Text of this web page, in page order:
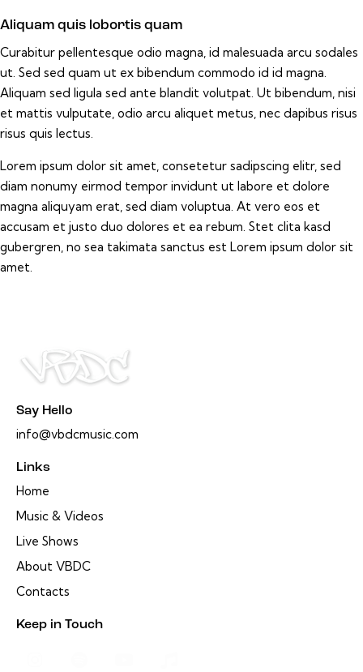
Aliquam quis lobortis quam
Curabitur pellentesque odio magna, id malesuada arcu sodales
ut. Sed sed quam ut ex bibendum commodo id id magna.
Aliquam sed ligula sed ante blandit volutpat. Ut bibendum, nisi
et mattis vulputate, odio arcu aliquet metus, nec dapibus risus
risus quis lectus.
Lorem ipsum dolor sit amet, consetetur sadipscing elitr, sed
diam nonumy eirmod tempor invidunt ut labore et dolore
magna aliquyam erat, sed diam voluptua. At vero eos et
accusam et justo duo dolores et ea rebum. Stet clita kasd
gubergren, no sea takimata sanctus est Lorem ipsum dolor sit
amet.
Say Hello
info@vbdcmusic.com
Links
Home
Music & Videos
Live Shows
About VBDC
Contacts
Keep in Touch